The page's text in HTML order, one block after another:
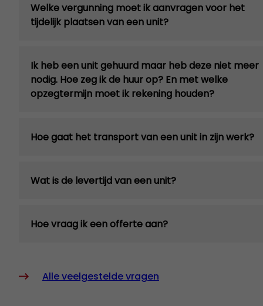
Welke vergunning moet ik aanvragen voor het
tijdelijk plaatsen van een unit?
Ik heb een unit gehuurd maar heb deze niet meer
nodig. Hoe zeg ik de huur op? En met welke
opzegtermijn moet ik rekening houden?
Hoe gaat het transport van een unit in zijn werk?
Wat is de levertijd van een unit?
Hoe vraag ik een offerte aan?
Alle veelgestelde vragen